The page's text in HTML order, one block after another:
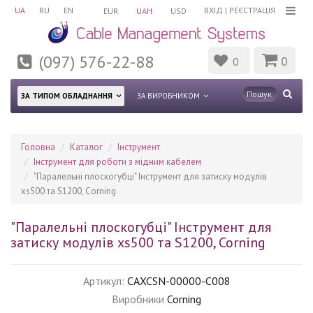
UA RU EN ВХІД | РЕЄСТРАЦІЯ
EUR UAH USD
(097) 576-22-88 0 0
ЗА ТИПОМ ОБЛАДНАННЯ ЗА ВИРОБНИКОМ
Головна Каталог
Інструмент
Інструмент для роботи з мідним кабелем
"Паралельні плоскогубці" Інструмент для затиску модулів
xs500 та S1200, Corning
"Паралельні плоскогубці" Інструмент для
затиску модулів xs500 та S1200, Corning
Артикул: CAXCSN-00000-C008
Виробники Corning